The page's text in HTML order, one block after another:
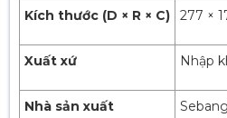
Kích thước (D × R × C) 277 ×
Xuất xứ Nhập
Nhà sản xuất